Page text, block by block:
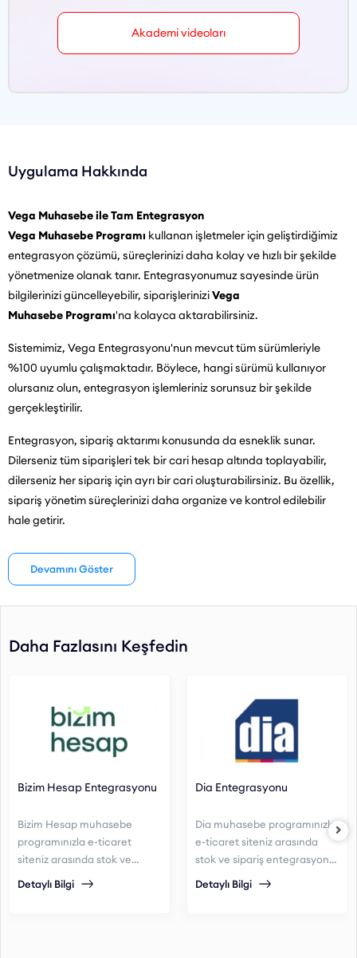
Akademi videoları
Uygulama Hakkında
Vega Muhasebe ile Tam Entegrasyon
Vega Muhasebe Programı kullanan işletmeler için geliştirdiğimiz
entegrasyon çözümü, süreçlerinizi daha kolay ve hızlı bir şekilde
yönetmenize olanak tanır. Entegrasyonumuz sayesinde ürün
bilgilerinizi güncelleyebilir, siparişleriniziVega
Muhasebe Programı'na kolayca aktarabilirsiniz.
Sistemimiz, Vega Entegrasyonu'nun mevcut tüm sürümleriyle
%100 uyumlu çalışmaktadır. Böylece, hangi sürümü kullanıyor
olursanız olun, entegrasyon işlemleriniz sorunsuz bir şekilde
gerçekleştirilir.
Entegrasyon, sipariş aktarımı konusunda da esneklik sunar.
Dilerseniz tüm siparişleri tek bir cari hesap altında toplayabilir,
dilerseniz her sipariş için ayrı bir cari oluşturabilirsiniz. Bu özellik,
sipariş yönetim süreçlerinizi daha organize ve kontrol edilebilir
hale getirir.
Vega Entegrasyonu, kullanıcı dostu arayüzü ve hızlı işlem
kapasitesiyle, işletmenizin muhasebe süreçlerini kolaylaştırır ve
Devamını Göster
Daha Fazlasını Keşfedin
Bizim Hesap Entegrasyonu
Bizim Hesap muhasebe
programınızla e-ticaret
siteniz arasında stok ve
sağlayabilirsiniz.
Detaylı Bilgi
Dia Entegrasyonu
Dia muhasebe programınızla
e-ticaret siteniz arasında
stok ve sipariş entegrasyonu
Detaylı Bilgi